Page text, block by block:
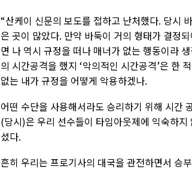
“산케이 신문의 보도를 접하고 난처했다. 당시
은 곳이 많았다. 만약 바둑이 거의 형태가 결정
면 나 역시 규정을 떠나 매너가 없는 행동이라
의 시간공격을 했지 ‘악의적인 시간공격’은 한
없는 내가 규정을 어떻게 악용하겠나.
어떤 수단을 사용해서라도 승리하기 위해 시간
(당시)은 우리 선수들이 타임아웃제에 익숙하
셨다.
흔히 우리는 프로기사의 대국을 관전하면서 승